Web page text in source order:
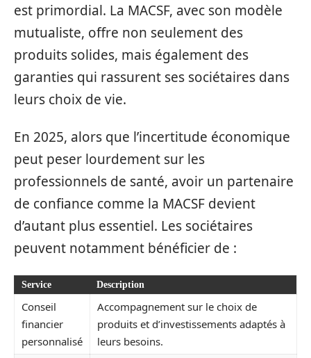
est primordial. La MACSF, avec son modèle
mutualiste, offre non seulement des
produits solides, mais également des
garanties qui rassurent ses sociétaires dans
leurs choix de vie.
En 2025, alors que l’incertitude économique
peut peser lourdement sur les
professionnels de santé, avoir un partenaire
de confiance comme la MACSF devient
d’autant plus essentiel. Les sociétaires
peuvent notamment bénéficier de :
Service Description
Conseil
financier
personnalisé
Accompagnement sur le choix de
produits et d’investissements adaptés à
leurs besoins.